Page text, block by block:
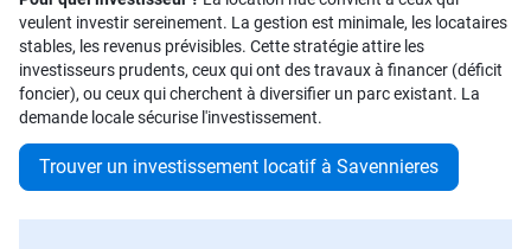
veulent investir sereinement. La gestion est minimale, les locataires
stables, les revenus prévisibles. Cette stratégie attire les
investisseurs prudents, ceux qui ont des travaux à financer (déficit
foncier), ou ceux qui cherchent à diversifier un parc existant. La
demande locale sécurise l'investissement.
Trouver un investissement locatif à Savennieres